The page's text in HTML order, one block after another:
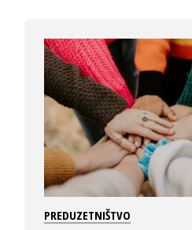
PREDUZETNIŠTVO